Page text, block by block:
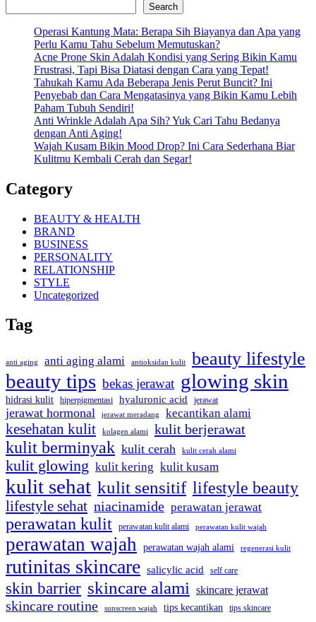
Search
Operasi Kantung Mata: Berapa Sih Biayanya dan Apa yang
Perlu Kamu Tahu Sebelum Memutuskan?
Acne Prone Skin Adalah Kondisi yang Sering Bikin Kamu
Frustrasi, Tapi Bisa Diatasi dengan Cara yang Tepat!
Tahukah Kamu Ada Beberapa Jenis Perut Buncit? Ini
Penyebab dan Cara Mengatasinya yang Bikin Kamu Lebih
Paham Tubuh Sendiri!
Anti Wrinkle Adalah Apa Sih? Yuk Cari Tahu Bedanya
dengan Anti Aging!
Wajah Kusam Bikin Mood Drop? Ini Cara Sederhana Biar
Kulitmu Kembali Cerah dan Segar!
Category
BEAUTY & HEALTH
BRAND
BUSINESS
PERSONALITY
RELATIONSHIP
STYLE
Uncategorized
Tag
anti aging anti aging alami antioksidan kulit beauty lifestyle
beauty tips bekas jerawat glowing skin
hidrasi kulit hiperpigmentasi hyaluronic acid jerawat
jerawat hormonal jerawat meradang kecantikan alami
kesehatan kulit kolagen alami kulit berjerawat
kulit berminyak kulit cerah kulit cerah alami
kulit glowing kulit kering kulit kusam
kulit sehat kulit sensitif lifestyle beauty
lifestyle sehat niacinamide perawatan jerawat
perawatan kulit perawatan kulit alami perawatan kulit wajah
perawatan wajah perawatan wajah alami regenerasi kulit
rutinitas skincare salicylic acid self care
skin barrier skincare alami skincare jerawat
skincare routine sunscreen wajah tips kecantikan tips skincare